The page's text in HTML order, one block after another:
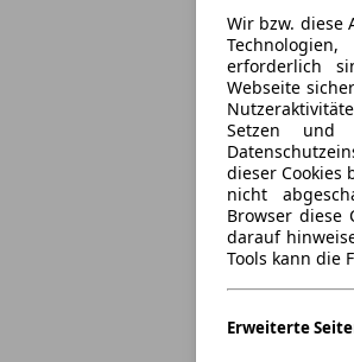
Wir bzw. diese
erforderlich
Webseite
Setzen und
dieser Cookies
nicht
Browser diese
darauf
Tools kann die
Erweiterte